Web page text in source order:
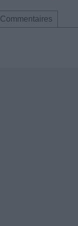
Commentaires